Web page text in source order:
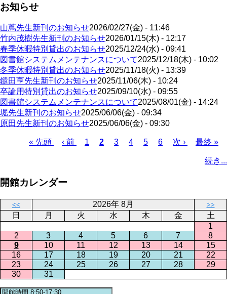
お知らせ
山蔦先生新刊のお知らせ2026/02/27(金) - 11:46
竹内茂樹先生新刊のお知らせ2026/01/15(木) - 12:17
春季休暇特別貸出のお知らせ2025/12/24(水) - 09:41
図書館システムメンテナンスについて2025/12/18(木) - 10:02
冬季休暇特別貸出のお知らせ2025/11/18(火) - 13:39
鑓田亨先生新刊のお知らせ2025/11/06(木) - 10:24
卒論用特別貸出のお知らせ2025/09/10(水) - 09:55
図書館システムメンテナンスについて2025/08/01(金) - 14:24
堀先生新刊のお知らせ2025/06/06(金) - 09:34
原田先生新刊のお知らせ2025/06/06(金) - 09:30
送
先
ジ
« 先頭
前
‹ 前
ペ
1
カ
ジ
2
ペ
3
ペ
4
ペ
5
ペ
6
次
次 ›
最
最終 »
続き...
開館カレンダー
<< 2026年 8月 >>
日 月 火 水 木 金
土
1
2
3 4 5 6 7
8
9
10 11 12 13 14
15
16
17 18 19 20 21
22
23
24 25 26 27 28
29
30
31